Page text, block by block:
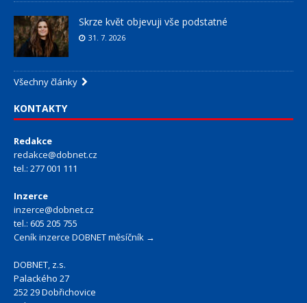
Skrze květ objevuji vše podstatné
31. 7. 2026
Všechny články
KONTAKTY
Redakce
redakce@dobnet.cz
tel.: 277 001 111
Inzerce
inzerce@dobnet.cz
tel.: 605 205 755
Ceník inzerce DOBNET měsíčník →
DOBNET, z.s.
Palackého 27
252 29 Dobřichovice